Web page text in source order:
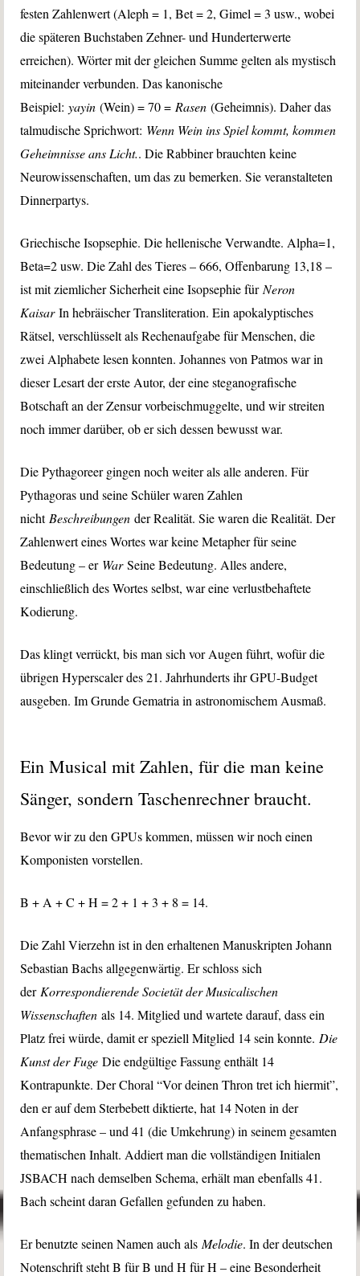
festen Zahlenwert (Aleph = 1, Bet = 2, Gimel = 3 usw., wobei
die späteren Buchstaben Zehner- und Hunderterwerte
erreichen). Wörter mit der gleichen Summe gelten als mystisch
miteinander verbunden. Das kanonische
Beispiel:yayin (Wein) = 70 =Rasen (Geheimnis). Daher das
talmudische Sprichwort: Wenn Wein ins Spiel kommt, kommen
Geheimnisse ans Licht.. Die Rabbiner brauchten keine
Neurowissenschaften, um das zu bemerken. Sie veranstalteten
Dinnerpartys.
Griechische Isopsephie. Die hellenische Verwandte. Alpha=1,
Beta=2 usw. Die Zahl des Tieres – 666, Offenbarung 13,18 –
ist mit ziemlicher Sicherheit eine Isopsephie fürNeron
KaisarIn hebräischer Transliteration. Ein apokalyptisches
Rätsel, verschlüsselt als Rechenaufgabe für Menschen, die
zwei Alphabete lesen konnten. Johannes von Patmos war in
dieser Lesart der erste Autor, der eine steganografische
Botschaft an der Zensur vorbeischmuggelte, und wir streiten
noch immer darüber, ob er sich dessen bewusst war.
Die Pythagoreer gingen noch weiter als alle anderen. Für
Pythagoras und seine Schüler waren Zahlen
nichtBeschreibungen der Realität. Sie waren die Realität. Der
Zahlenwert eines Wortes war keine Metapher für seine
Bedeutung – er WarSeine Bedeutung. Alles andere,
einschließlich des Wortes selbst, war eine verlustbehaftete
Kodierung.
Das klingt verrückt, bis man sich vor Augen führt, wofür die
übrigen Hyperscaler des 21. Jahrhunderts ihr GPU-Budget
ausgeben. Im Grunde Gematria in astronomischem Ausmaß.
Ein Musical mit Zahlen, für die man keine
Sänger, sondern Taschenrechner braucht.
Bevor wir zu den GPUs kommen, müssen wir noch einen
Komponisten vorstellen.
B + A + C + H = 2 + 1 + 3 + 8 = 14.
Die Zahl Vierzehn ist in den erhaltenen Manuskripten Johann
Sebastian Bachs allgegenwärtig. Er schloss sich
derKorrespondierende Societät der Musicalischen
Wissenschaften als 14. Mitglied und wartete darauf, dass ein
Platz frei würde, damit er speziell Mitglied 14 sein konnte.Die
Kunst der Fuge Die endgültige Fassung enthält 14
Kontrapunkte. Der Choral “Vor deinen Thron tret ich hiermit”,
den er auf dem Sterbebett diktierte, hat 14 Noten in der
Anfangsphrase – und 41 (die Umkehrung) in seinem gesamten
thematischen Inhalt. Addiert man die vollständigen Initialen
JSBACH nach demselben Schema, erhält man ebenfalls 41.
Bach scheint daran Gefallen gefunden zu haben.
Er benutzte seinen Namen auch alsMelodie. In der deutschen
Notenschrift steht B für B und H für H – eine Besonderheit